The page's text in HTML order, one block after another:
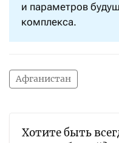
и параметров
комплекса.
Афганистан
Хотите быть